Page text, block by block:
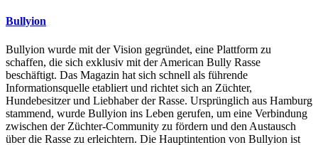
Bullyion
Bullyion wurde mit der Vision gegründet, eine Plattform zu
schaffen, die sich exklusiv mit der American Bully Rasse
beschäftigt. Das Magazin hat sich schnell als führende
Informationsquelle etabliert und richtet sich an Züchter,
Hundebesitzer und Liebhaber der Rasse. Ursprünglich aus Hamburg
stammend, wurde Bullyion ins Leben gerufen, um eine Verbindung
zwischen der Züchter-Community zu fördern und den Austausch
über die Rasse zu erleichtern. Die Hauptintention von Bullyion ist